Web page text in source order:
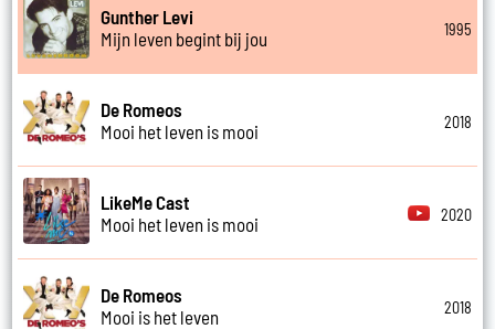
Gunther Levi
Mijn leven begint bij jou
1995
De Romeos
Mooi het leven is mooi
2018
LikeMe Cast
Mooi het leven is mooi
2020
De Romeos
Mooi is het leven
2018